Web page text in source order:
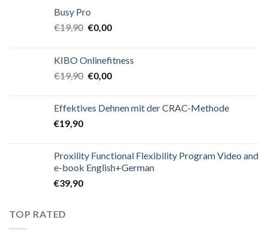
Busy Pro
€19,90 €0,00
KIBO Onlinefitness
€19,90 €0,00
Effektives Dehnen mit der CRAC-Methode
€19,90
Proxility Functional Flexibility Program Video and
e-book English+German
€39,90
TOP RATED